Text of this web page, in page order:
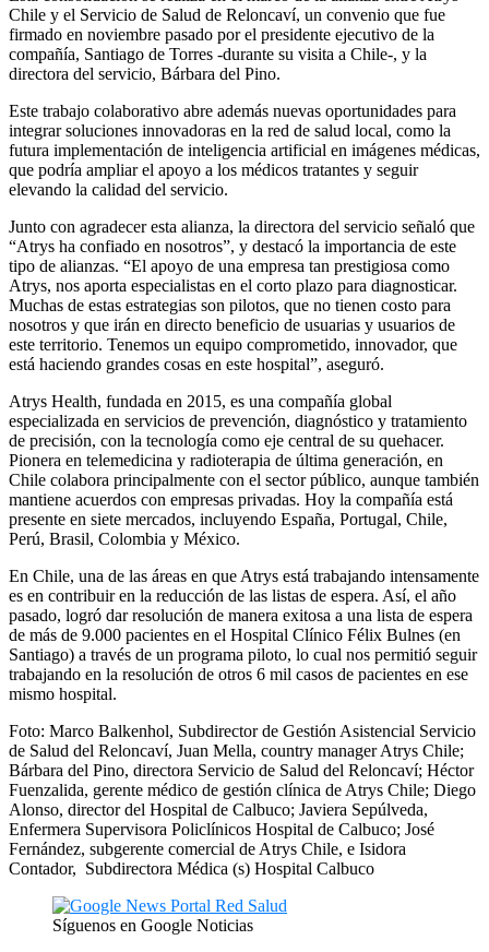
Chile y el Servicio de Salud de Reloncaví, un convenio que fue
firmado en noviembre pasado por el presidente ejecutivo de la
compañía, Santiago de Torres -durante su visita a Chile-, y la
directora del servicio, Bárbara del Pino.
Este trabajo colaborativo abre además nuevas oportunidades para
integrar soluciones innovadoras en la red de salud local, como la
futura implementación de inteligencia artificial en imágenes médicas,
que podría ampliar el apoyo a los médicos tratantes y seguir
elevando la calidad del servicio.
Junto con agradecer esta alianza, la directora del servicio señaló que
“Atrys ha confiado en nosotros”, y destacó la importancia de este
tipo de alianzas. “El apoyo de una empresa tan prestigiosa como
Atrys, nos aporta especialistas en el corto plazo para diagnosticar.
Muchas de estas estrategias son pilotos, que no tienen costo para
nosotros y que irán en directo beneficio de usuarias y usuarios de
este territorio. Tenemos un equipo comprometido, innovador, que
está haciendo grandes cosas en este hospital”, aseguró.
Atrys Health, fundada en 2015, es una compañía global
especializada en servicios de prevención, diagnóstico y tratamiento
de precisión, con la tecnología como eje central de su quehacer.
Pionera en telemedicina y radioterapia de última generación, en
Chile colabora principalmente con el sector público, aunque también
mantiene acuerdos con empresas privadas. Hoy la compañía está
presente en siete mercados, incluyendo España, Portugal, Chile,
Perú, Brasil, Colombia y México.
En Chile, una de las áreas en que Atrys está trabajando intensamente
es en contribuir en la reducción de las listas de espera. Así, el año
pasado, logró dar resolución de manera exitosa a una lista de espera
de más de 9.000 pacientes en el Hospital Clínico Félix Bulnes (en
Santiago) a través de un programa piloto, lo cual nos permitió seguir
trabajando en la resolución de otros 6 mil casos de pacientes en ese
mismo hospital.
Foto: Marco Balkenhol, Subdirector de Gestión Asistencial Servicio
de Salud del Reloncaví, Juan Mella, country manager Atrys Chile;
Bárbara del Pino, directora Servicio de Salud del Reloncaví; Héctor
Fuenzalida, gerente médico de gestión clínica de Atrys Chile; Diego
Alonso, director del Hospital de Calbuco; Javiera Sepúlveda,
Enfermera Supervisora Policlínicos Hospital de Calbuco; José
Fernández, subgerente comercial de Atrys Chile, e Isidora
Contador, Subdirectora Médica (s) Hospital Calbuco
Síguenos en Google Noticias